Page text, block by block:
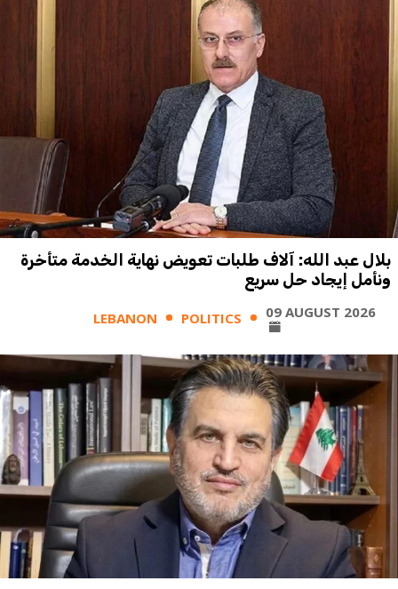
بلال عبد الله: آلاف طلبات تعويض نهاية الخدمة متأخرة
ونأمل إيجاد حل سريع
LEBANON POLITICS 09 AUGUST 2026